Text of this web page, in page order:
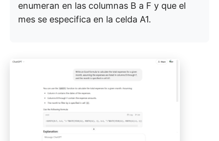
enumeran en las columnas B a F y que el
mes se especifica en la celda A1.